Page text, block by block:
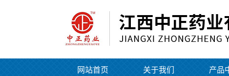
网站首页 关于我们 产品